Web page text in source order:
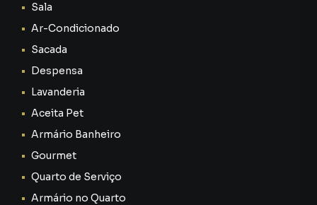
Sala
Ar-Condicionado
Sacada
Despensa
Lavanderia
Aceita Pet
Armário Banheiro
Gourmet
Quarto de Serviço
Armário no Quarto